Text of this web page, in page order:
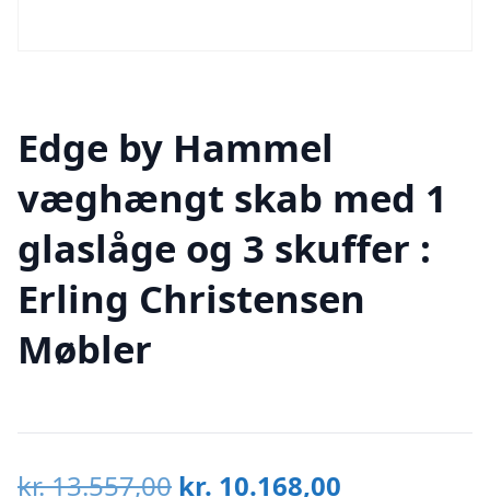
Edge by Hammel
væghængt skab med 1
glaslåge og 3 skuffer :
Erling Christensen
Møbler
kr.13.557,00 Den
kr. 10.168,00